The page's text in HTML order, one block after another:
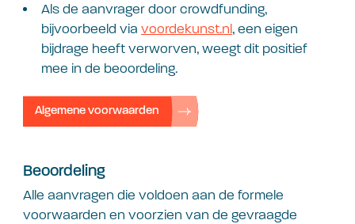
Als de aanvrager door crowdfunding,
bijvoorbeeld via voordekunst.nl, een eigen
bijdrage heeft verworven, weegt dit positief
mee in de beoordeling.
Algemene voorwaarden
Beoordeling
Alle aanvragen die voldoen aan de formele
voorwaarden en voorzien van de gevraagde